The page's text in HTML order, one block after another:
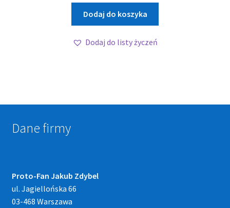
Dodaj do koszyka
Dodaj do listy życzeń
Dane firmy
Proto-Fan Jakub Zdybel
ul. Jagiellońska 66
03-468 Warszawa